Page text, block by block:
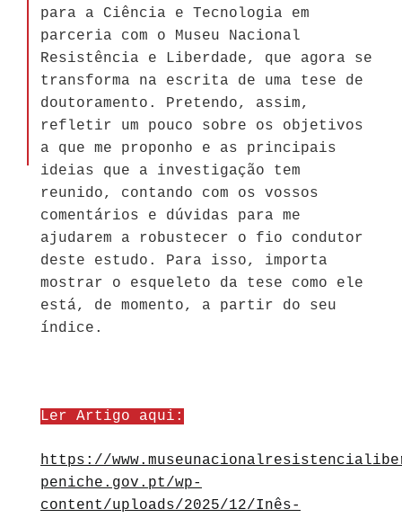
para a Ciência e Tecnologia em
parceria com o Museu Nacional
Resistência e Liberdade, que agora se
transforma na escrita de uma tese de
doutoramento. Pretendo, assim,
refletir um pouco sobre os objetivos
a que me proponho e as principais
ideias que a investigação tem
reunido, contando com os vossos
comentários e dúvidas para me
ajudarem a robustecer o fio condutor
deste estudo. Para isso, importa
mostrar o esqueleto da tese como ele
está, de momento, a partir do seu
índice.
Ler Artigo aqui:
https://
peniche.gov.pt/wp-
content/uploads/2025/12/Inês-